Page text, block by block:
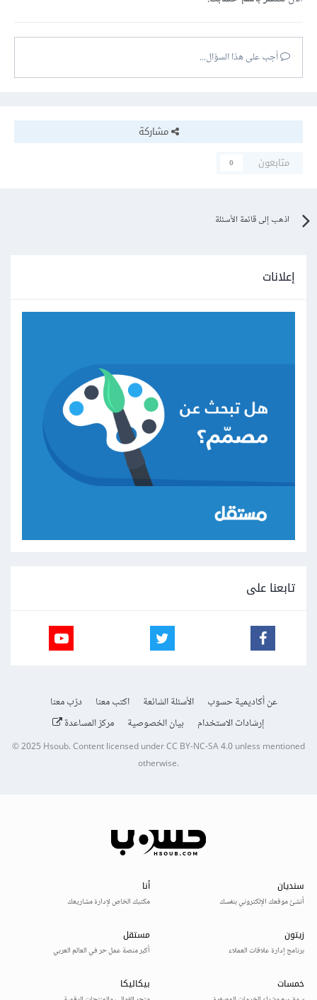
أجب على هذا السؤال...
مشاركة
متابعون
0
اذهب إلى قائمة الأسئلة
إعلانات
تابعنا على
عن أكاديمية حسوب الأسئلة الشائعة اكتب معنا
درّب معنا
إرشادات الاستخدام
بيان الخصوصية مركز المساعدة
© 2025Hsoub.Content licensed underCC BY-NC-SA 4.0unless mentioned
otherwise.